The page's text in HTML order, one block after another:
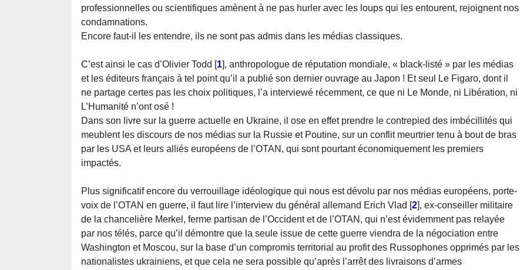
professionnelles ou scientifiques amènent à ne pas hurler avec les loups qui les entourent, rejoignent nos
condamnations.
Encore faut-il les entendre, ils ne sont pas admis dans les médias classiques.
C’est ainsi le cas d’Olivier Todd [1], anthropologue de réputation mondiale, « black-listé » par les médias
et les éditeurs français à tel point qu’il a publié son dernier ouvrage au Japon ! Et seul Le Figaro, dont il
ne partage certes pas les choix politiques, l’a interviewé récemment, ce que ni Le Monde, ni Libération, ni
L’Humanité n’ont osé !
Dans son livre sur la guerre actuelle en Ukraine, il ose en effet prendre le contrepied des imbécillités qui
meublent les discours de nos médias sur la Russie et Poutine, sur un conflit meurtrier tenu à bout de bras
par les USA et leurs alliés européens de l’OTAN, qui sont pourtant économiquement les premiers
impactés.
Plus significatif encore du verrouillage idéologique qui nous est dévolu par nos médias européens, porte-
voix de l’OTAN en guerre, il faut lire l’interview du général allemand Erich Vlad [2], ex-conseiller militaire
de la chancelière Merkel, ferme partisan de l’Occident et de l’OTAN, qui n’est évidemment pas relayée
par nos télés, parce qu’il démontre que la seule issue de cette guerre viendra de la négociation entre
Washington et Moscou, sur la base d’un compromis territorial au profit des Russophones opprimés par les
nationalistes ukrainiens, et que cela ne sera possible qu’après l’arrêt des livraisons d’armes